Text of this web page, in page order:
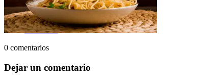
GRUPOS
0 comentarios
Dejar un comentario